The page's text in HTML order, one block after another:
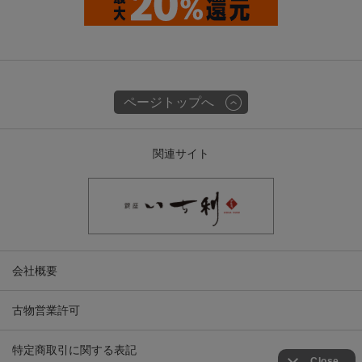
ページトップへ
関連サイト
会社概要
古物営業許可
特定商取引に関する表記